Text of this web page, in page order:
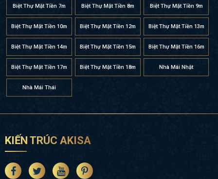
Biệt Thự Mặt Tiền 7m Biệt Thự Mặt Tiền 8m Biệt Thự Mặt Tiền 9m
Biệt Thự Mặt Tiền 10m Biệt Thự Mặt Tiền 12m Biệt Thự Mặt Tiền 13m
Biệt Thự Mặt Tiền 14m Biệt Thự Mặt Tiền 15m Biệt Thự Mặt Tiền 16m
Biệt Thự Mặt Tiền 17m Biệt Thự Mặt Tiền 18m Nhà Mái Nhật
Nhà Mái Thái
KIẾN TRÚC AKISA